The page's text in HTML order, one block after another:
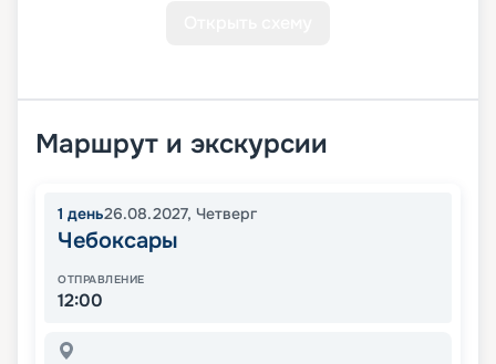
Маршрут и экскурсии
1 день26.08.2027, Четверг
Чебоксары
ОТПРАВЛЕНИЕ
12:00